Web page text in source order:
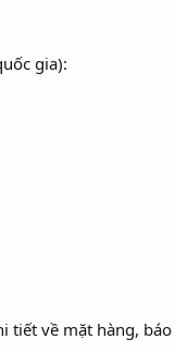
gia):
tiết về mặt hàng,